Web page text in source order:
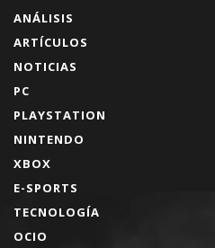
ANÁLISIS
ARTÍCULOS
NOTICIAS
PC
PLAYSTATION
NINTENDO
XBOX
E-SPORTS
TECNOLOGÍA
OCIO